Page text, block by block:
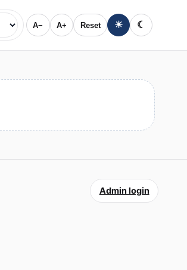
A− A+ Reset ☀ ☾
Admin login